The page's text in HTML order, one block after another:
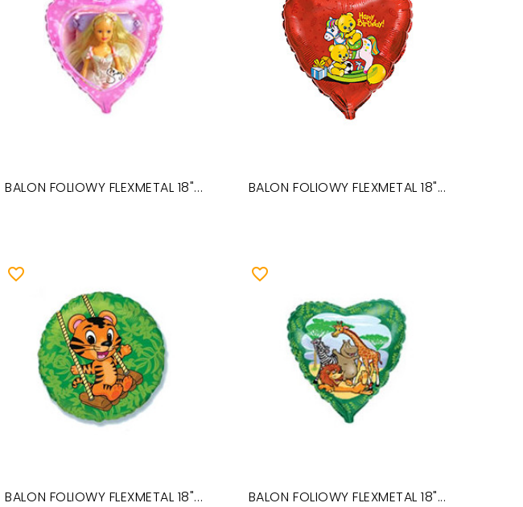
BALON FOLIOWY FLEXMETAL 18"... BALON FOLIOWY FLEXMETAL 18"...
BALON FOLIOWY FLEXMETAL 18"...
favorite_border
BALON FOLIOWY FLEXMETAL 18"...
favorite_border